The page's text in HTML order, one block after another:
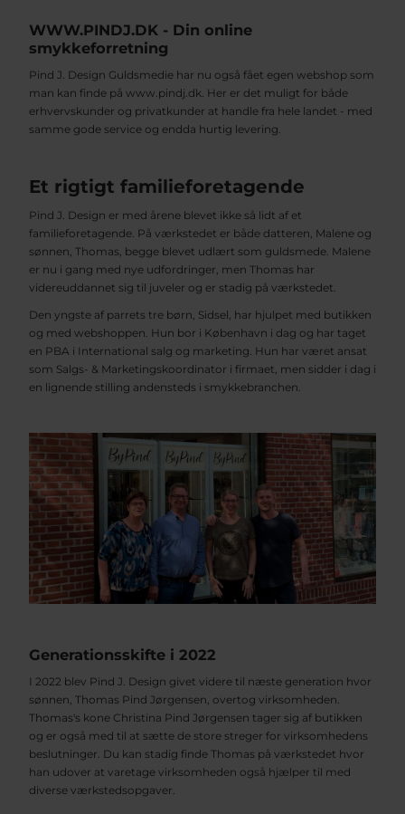
WWW.PINDJ.DK - Din online
smykkeforretning
Pind J. Design Guldsmedie har nu også fået egen webshop som
man kan finde på www.pindj.dk. Her er det muligt for både
erhvervskunder og privatkunder at handle fra hele landet - med
samme gode service og endda hurtig levering.
Et rigtigt familieforetagende
Pind J. Design er med årene blevet ikke så lidt af et
familieforetagende. På værkstedet er både datteren, Malene og
sønnen, Thomas, begge blevet udlært som guldsmede. Malene
er nu i gang med nye udfordringer, men Thomas har
videreuddannet sig til juveler og er stadig på værkstedet.
Den yngste af parrets tre børn, Sidsel, har hjulpet med butikken
og med webshoppen. Hun bor i København i dag og har taget
en PBA i International salg og marketing. Hun har været ansat
som Salgs- & Marketingskoordinator i firmaet, men sidder i dag i
en lignende stilling andensteds i smykkebranchen.
Generationsskifte i 2022
I 2022 blev Pind J. Design givet videre til næste generation hvor
sønnen, Thomas Pind Jørgensen, overtog virksomheden.
Thomas's kone Christina Pind Jørgensen tager sig af butikken
og er også med til at sætte de store streger for virksomhedens
beslutninger. Du kan stadig finde Thomas på værkstedet hvor
han udover at varetage virksomheden også hjælper til med
diverse værkstedsopgaver.